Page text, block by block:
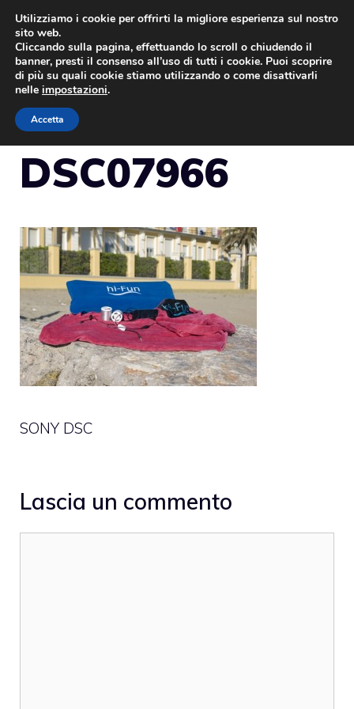
Vai
contenuto
DSC07966
SONY DSC
Lascia un commento
Utilizziamo i cookie per offrirti la migliore esperienza sul nostro
sito web.
Cliccando sulla pagina, effettuando lo scroll o chiudendo il
banner, presti il consenso all’uso di tutti i cookie. Puoi scoprire
di più su quali cookie stiamo utilizzando o come disattivarli
nelle impostazioni.
Accetta